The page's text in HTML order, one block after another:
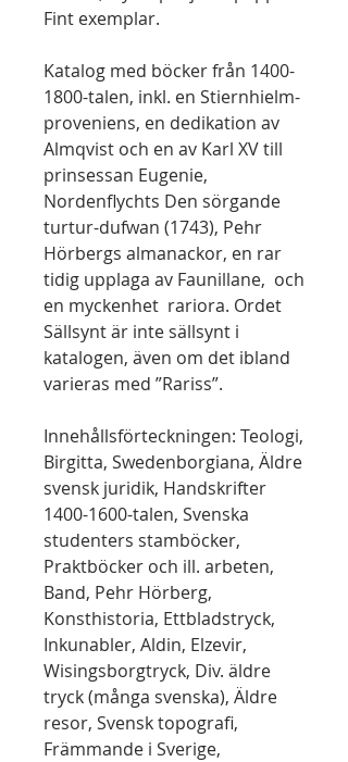
Fint exemplar.
Katalog med böcker från 1400-
1800-talen, inkl. en Stiernhielm-
proveniens, en dedikation av
Almqvist och en av Karl XV till
prinsessan Eugenie,
Nordenflychts Den sörgande
turtur-dufwan (1743), Pehr
Hörbergs almanackor, en rar
tidig upplaga av Faunillane, och
en myckenhet rariora. Ordet
Sällsynt är inte sällsynt i
katalogen, även om det ibland
varieras med ”Rariss”.
Innehållsförteckningen: Teologi,
Birgitta, Swedenborgiana, Äldre
svensk juridik, Handskrifter
1400-1600-talen, Svenska
studenters stamböcker,
Praktböcker och ill. arbeten,
Band, Pehr Hörberg,
Konsthistoria, Ettbladstryck,
Inkunabler, Aldin, Elzevir,
Wisingsborgtryck, Div. äldre
tryck (många svenska), Äldre
resor, Svensk topografi,
Främmande i Sverige,